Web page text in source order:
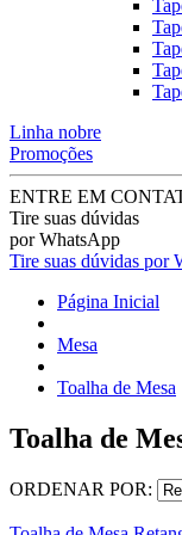
Linha nobre
Promoções
ENTRE EM
Tire suas dúvidas
por WhatsApp
Tire suas dúvidas por
Página Inicial
Mesa
Toalha de Mesa
Toalha de
ORDENAR POR: